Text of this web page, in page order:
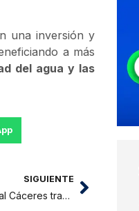
una inversión y
a más
del agua y las
SIGUIENTE
Viviendas quedan inundadas en Mariscal Cáceres tras el desborde de tres ríos